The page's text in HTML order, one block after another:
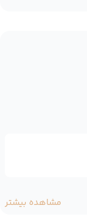
مشاهده بیشتر